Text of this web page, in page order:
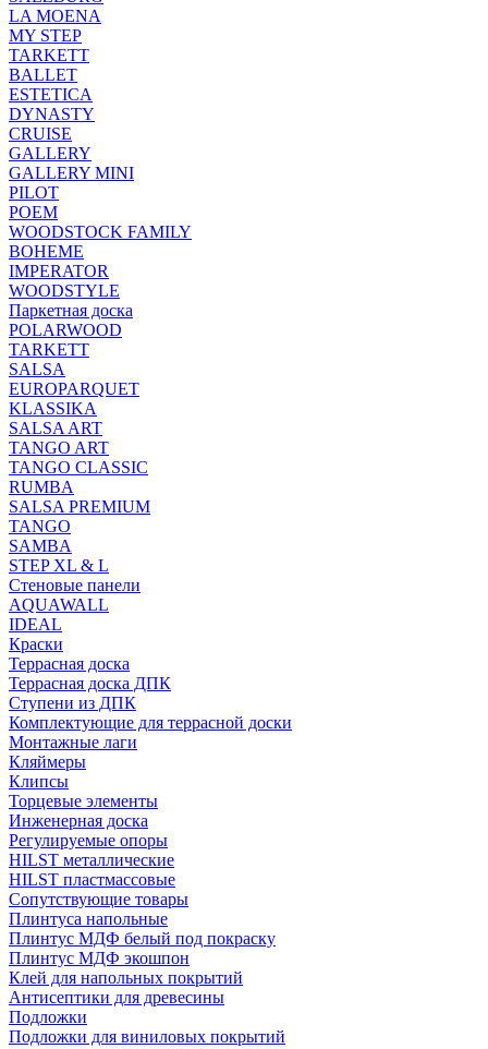
LA MOENA
MY STEP
TARKETT
BALLET
ESTETICA
DYNASTY
CRUISE
GALLERY
GALLERY MINI
PILOT
POEM
WOODSTOCK FAMILY
BOHEME
IMPERATOR
WOODSTYLE
Паркетная доска
POLARWOOD
TARKETT
SALSA
EUROPARQUET
KLASSIKA
SALSA ART
TANGO ART
TANGO CLASSIC
RUMBA
SALSA PREMIUM
TANGO
SAMBA
STEP XL & L
Стеновые панели
AQUAWALL
IDEAL
Краски
Террасная доска
Террасная доска ДПК
Ступени из ДПК
Комплектующие для террасной доски
Монтажные лаги
Кляймеры
Клипсы
Торцевые элементы
Инженерная доска
Регулируемые опоры
HILST металлические
HILST пластмассовые
Сопутствующие товары
Плинтуса напольные
Плинтус МДФ белый под покраску
Плинтус МДФ экошпон
Клей для напольных покрытий
Антисептики для древесины
Подложки
Подложки для виниловых покрытий